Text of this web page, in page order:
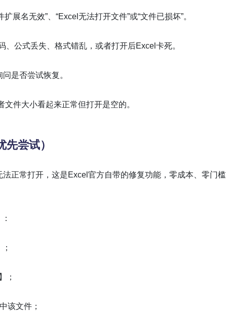
展名无效”、“Excel无法打开文件”或“文件已损坏”。
、公式丢失、格式错乱，或者打开后Excel卡死。
是否尝试恢复。
件大小看起来正常但打开是空的。
尝试）
正常打开，这是Excel官方自带的修复功能，零成本、零门槛
；
该文件；